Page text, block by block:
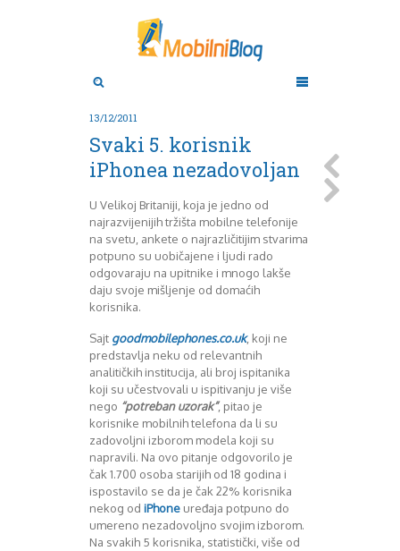
Android
Google
Igrice
Lenovo
Pitamo stručnjake
Prikaz modela
Samsung
Testovi modela
Upoređivanje modela
Windows Phone
Zanimljivosti
Novembar 2011
Mart 2012
Juni 2012
August 2012
Decembar 2012
Januar 2013
Februar 2013
April 2013
Maj 2013
Juni 2013
Juli 2013
August 2013
Septembar 2013
Oktobar 2013
13/12/2011
Svaki 5. korisnik
iPhonea nezadovoljan
U Velikoj Britaniji, koja je jedno od
najrazvijenijih tržišta mobilne telefonije
na svetu, ankete o najrazličitijim stvarima
potpuno su uobičajene i ljudi rado
odgovaraju na upitnike i mnogo lakše
daju svoje mišljenje od domaćih
korisnika.
Sajt goodmobilephones.co.uk, koji ne
predstavlja neku od relevantnih
analitičkih institucija, ali broj ispitanika
koji su učestvovali u ispitivanju je više
nego “potreban uzorak”, pitao je
korisnike mobilnih telefona da li su
zadovoljni izborom modela koji su
napravili. Na ovo pitanje odgovorilo je
čak 1.700 osoba starijih od 18 godina i
ispostavilo se da je čak 22% korisnika
nekog od iPhone uređaja potpuno do
umereno nezadovoljno svojim izborom.
Na svakih 5 korisnika, statistički, više od